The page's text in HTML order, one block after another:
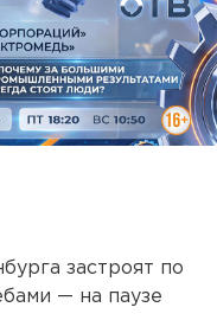
застроят по
— на паузе